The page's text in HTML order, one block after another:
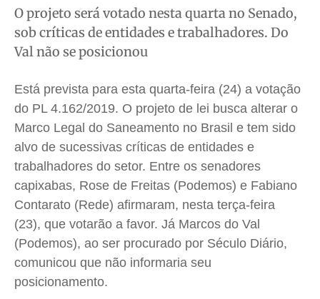
Segurança
Meio Ambiente
Saúde
Direitos
Economia
Caetano Roque
Gustavo Bastos
Jr Mignone (in memorian)
Wanda Sily
Segurança
Meio Ambiente
Saúde
Direitos
Economia
Caetano Roque
Gustavo Bastos
Jr Mignone (in memorian)
Wanda Sily
Segurança
Meio Ambiente
Saúde
Direitos
Economia
Caetano Roque
Gustavo Bastos
Jr Mignone (in memorian)
Wanda Sily
Segurança
Meio Ambiente
Saúde
Direitos
Economia
Caetano Roque
Gustavo Bastos
Jr Mignone (in memorian)
Wanda Sily
O projeto será votado nesta quarta no Senado,
sob críticas de entidades e trabalhadores. Do
Val não se posicionou
Está prevista para esta quarta-feira (24) a votação
do PL 4.162/2019. O projeto de lei busca alterar o
Marco Legal do Saneamento no Brasil e tem sido
alvo de sucessivas críticas de entidades e
trabalhadores do setor. Entre os senadores
capixabas, Rose de Freitas (Podemos) e Fabiano
Contarato (Rede) afirmaram, nesta terça-feira
(23), que votarão a favor. Já Marcos do Val
(Podemos), ao ser procurado por Século Diário,
comunicou que não informaria seu
posicionamento.